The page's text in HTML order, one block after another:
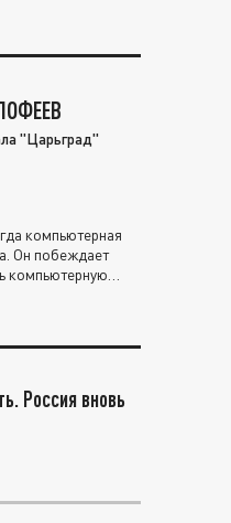
"Царьград"
компьютерная
Он побеждает
компьютерную
Россия вновь